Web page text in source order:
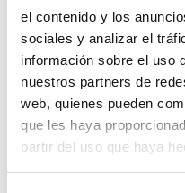
el contenido y los
sociales y analizar el
información sobre el uso
nuestros partners de
web, quienes pueden
que les haya
partir del uso que haya
PREMIOS Y